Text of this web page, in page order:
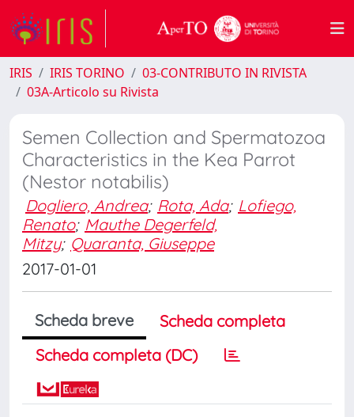
IRIS IRIS TORINO
03-CONTRIBUTO IN RIVISTA
03A-Articolo su Rivista
Semen Collection and Spermatozoa
Characteristics in the Kea Parrot
(Nestor notabilis)
Dogliero, Andrea; Rota, Ada; Lofiego,
Renato; Mauthe Degerfeld,
Mitzy; Quaranta, Giuseppe
2017-01-01
Scheda breve
Scheda completa
Scheda completa (DC)